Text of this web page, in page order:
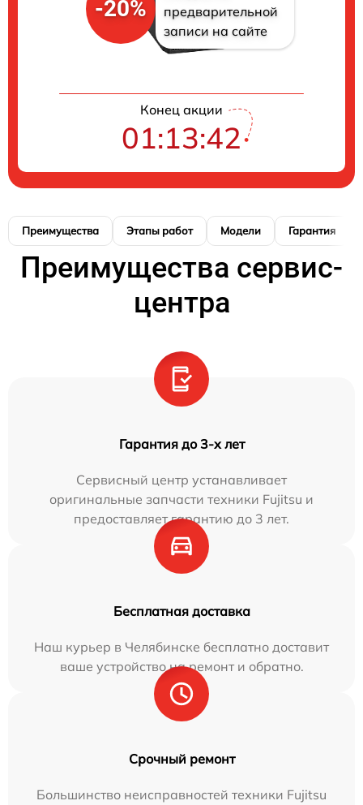
-20%
предварительной
записи на сайте
Конец акции
01:13:42
Преимущества Этапы работ Модели Гарантия
Преимущества сервис-
центра
Гарантия до 3-х лет
Сервисный центр устанавливает
оригинальные запчасти техники Fujitsu и
предоставляет гарантию до 3 лет.
Бесплатная доставка
Наш курьер в Челябинске бесплатно доставит
ваше устройство на ремонт и обратно.
Срочный ремонт
Большинство неисправностей техники Fujitsu